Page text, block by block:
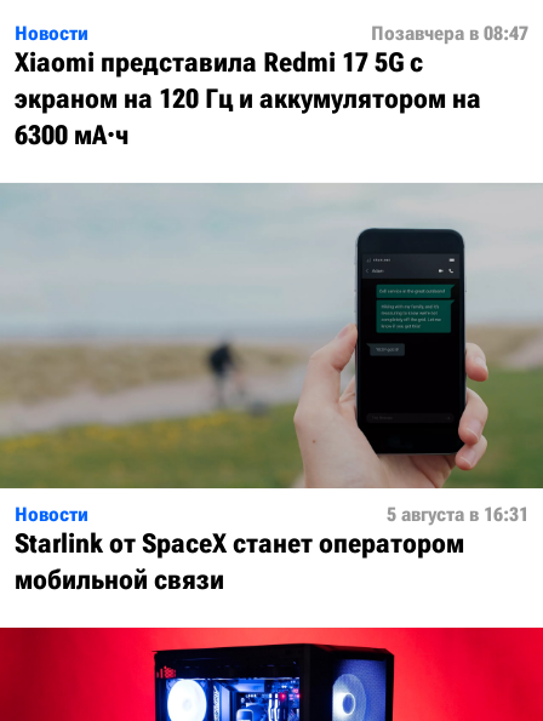
Новости Позавчера в 08:47
Xiaomi представила Redmi 17 5G с
экраном на 120 Гц и аккумулятором на
6300 мА·ч
Новости 5 августа в 16:31
Starlink от SpaceX станет оператором
мобильной связи